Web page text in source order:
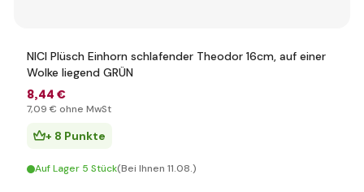
NICI Plüsch Einhorn schlafender Theodor 16cm, auf einer
Wolke liegend GRÜN
8,44 €
7,09 € ohne MwSt
+ 8 Punkte
Auf Lager 5 Stück(Bei Ihnen 11.08.)